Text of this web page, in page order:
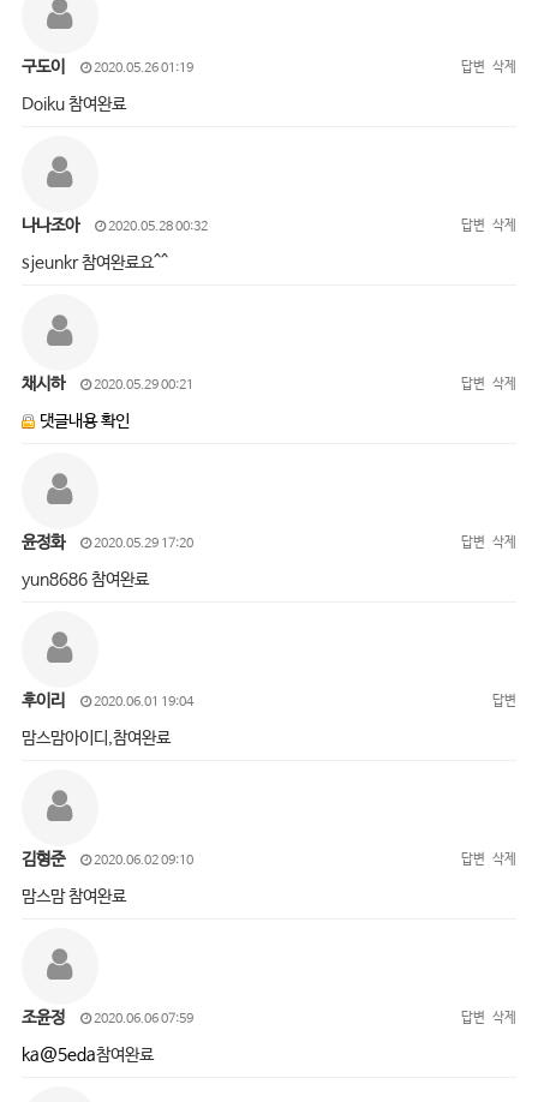
구도이 2020.05.26 01:19 답변 삭제
Doiku 참여완료
나나조아 2020.05.28 00:32 답변 삭제
sjeunkr 참여완료요^^
채시하 2020.05.29 00:21 답변 삭제
댓글내용 확인
윤정화 2020.05.29 17:20 답변 삭제
yun8686 참여완료
후이리 2020.06.01 19:04 답변
맘스맘아이디,참여완료
김형준 2020.06.02 09:10 답변 삭제
맘스맘 참여완료
조윤정 2020.06.06 07:59 답변 삭제
ka@5eda참여완료